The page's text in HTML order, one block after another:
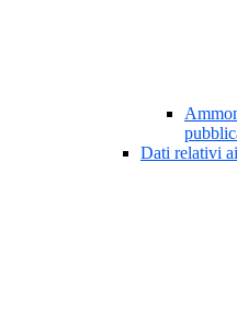
Dati relativi